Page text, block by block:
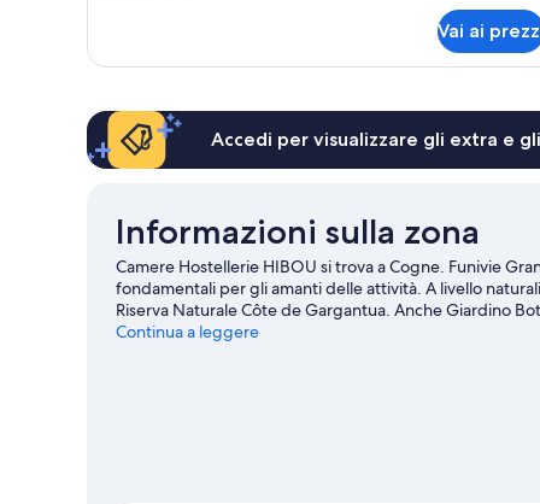
Standard,
matrimoniale,
non
fumatori
Vai ai
Accedi per visualizzare gli extra e
Informazioni sulla zona
Camere Hostellerie HIBOU si trova a Cogne. Funivie
fondamentali per gli amanti delle attività. A livello
Riserva Naturale Côte de Gargantua. Anche Giardino
visita. Qui non manca nulla per divertirsi sulla neve, ad
Continua a leggere